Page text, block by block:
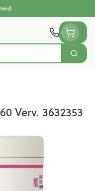
Zoek
Verv. 3632353